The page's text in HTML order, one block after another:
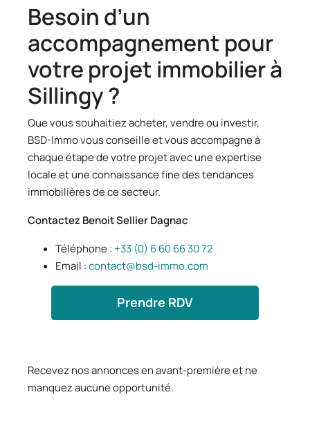
Besoin d’un
accompagnement pour
votre projet immobilier à
Sillingy ?
Que vous souhaitiez acheter, vendre ou investir,
BSD-Immo vous conseille et vous accompagne à
chaque étape de votre projet avec une expertise
locale et une connaissance fine des tendances
immobilières de ce secteur.
Contactez Benoit Sellier Dagnac
Téléphone : +33 (0) 6 60 66 30 72
Email :contact@bsd-immo.com
Prendre RDV
Recevez nos annonces en avant-première et ne
manquez aucune opportunité.